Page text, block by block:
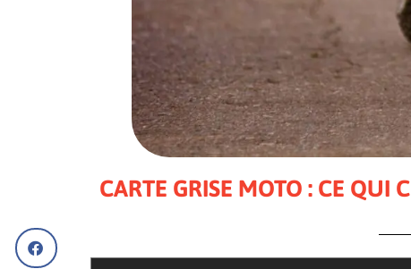
CARTE GRISE MOTO : CE QUI